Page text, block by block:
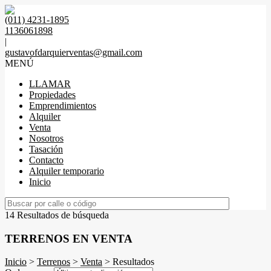
(011) 4231-1895
1136061898
|
gustavofdarquierventas@gmail.com
MENÚ
LLAMAR
Propiedades
Emprendimientos
Alquiler
Venta
Nosotros
Tasación
Contacto
Alquiler temporario
Inicio
14 Resultados de búsqueda
TERRENOS EN VENTA
Inicio > Terrenos > Venta > Resultados